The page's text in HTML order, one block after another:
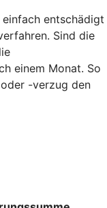
entschädigt
Sind die
einem Monat. So
-verzug den